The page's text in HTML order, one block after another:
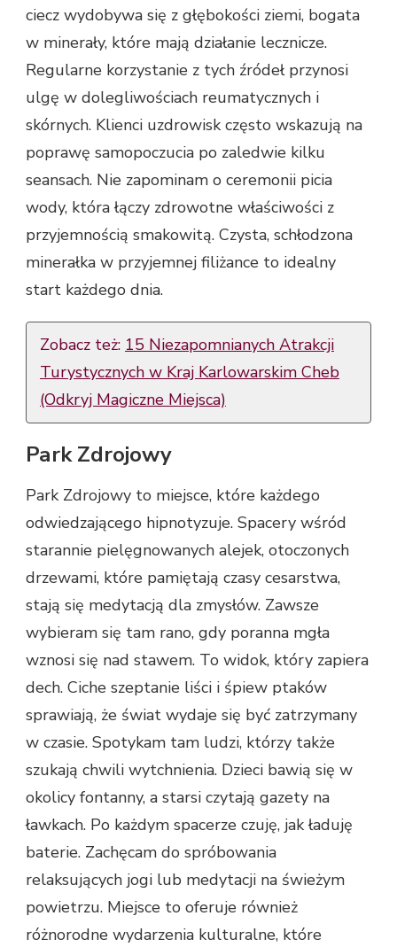
ciecz wydobywa się z głębokości ziemi, bogata
w minerały, które mają działanie lecznicze.
Regularne korzystanie z tych źródeł przynosi
ulgę w dolegliwościach reumatycznych i
skórnych. Klienci uzdrowisk często wskazują na
poprawę samopoczucia po zaledwie kilku
seansach. Nie zapominam o ceremonii picia
wody, która łączy zdrowotne właściwości z
przyjemnością smakowitą. Czysta, schłodzona
minerałka w przyjemnej filiżance to idealny
start każdego dnia.
Zobacz też: 15 Niezapomnianych Atrakcji
Turystycznych w Kraj Karlowarskim Cheb
(Odkryj Magiczne Miejsca)
Park Zdrojowy
Park Zdrojowy to miejsce, które każdego
odwiedzającego hipnotyzuje. Spacery wśród
starannie pielęgnowanych alejek, otoczonych
drzewami, które pamiętają czasy cesarstwa,
stają się medytacją dla zmysłów. Zawsze
wybieram się tam rano, gdy poranna mgła
wznosi się nad stawem. To widok, który zapiera
dech. Ciche szeptanie liści i śpiew ptaków
sprawiają, że świat wydaje się być zatrzymany
w czasie. Spotykam tam ludzi, którzy także
szukają chwili wytchnienia. Dzieci bawią się w
okolicy fontanny, a starsi czytają gazety na
ławkach. Po każdym spacerze czuję, jak ładuję
baterie. Zachęcam do spróbowania
relaksujących jogi lub medytacji na świeżym
powietrzu. Miejsce to oferuje również
różnorodne wydarzenia kulturalne, które